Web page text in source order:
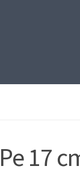
17